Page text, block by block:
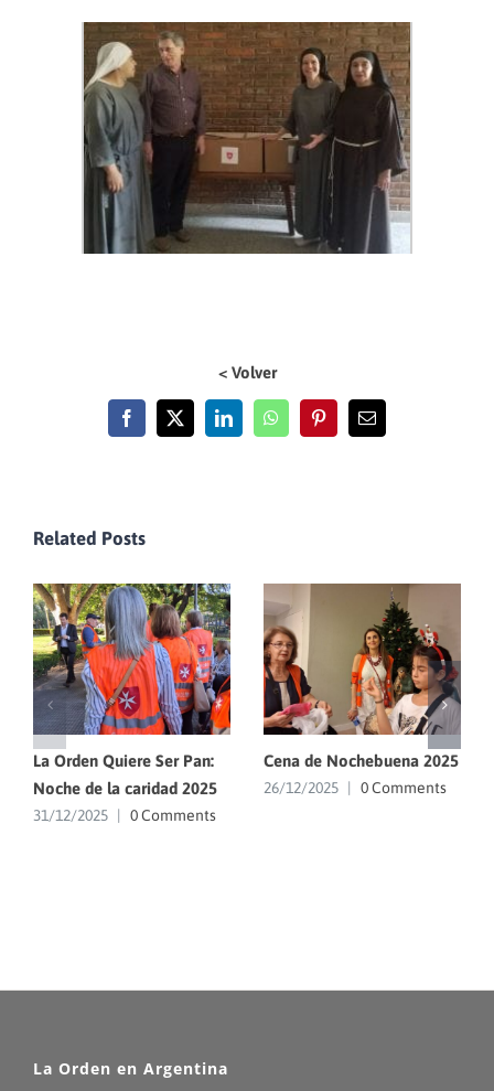
< Volver
Facebook
X LinkedInWhatsAppPinterestEmail
Related Posts
La Orden Quiere Ser Pan:
Noche de la caridad 2025
31/12/2025 0 Comments
Cena de Nochebuena 2025
26/12/2025 0 Comments
La Orden en Argentina